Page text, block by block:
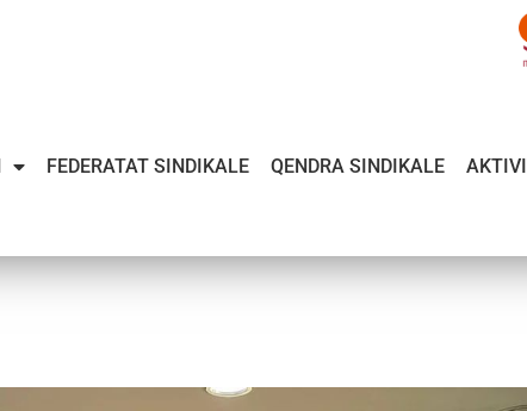
FEDERATAT SINDIKALE QENDRA SINDIKALE